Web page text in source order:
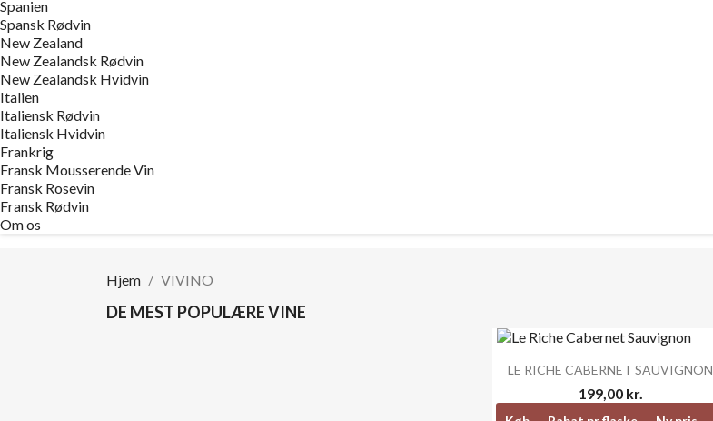
Spanien
Spansk Rødvin
New Zealand
New Zealandsk Rødvin
New Zealandsk Hvidvin
Italien
Italiensk Rødvin
Italiensk Hvidvin
Frankrig
Fransk Mousserende Vin
Fransk Rosevin
Fransk Rødvin
Om os
Hjem VIVINO
DE MEST POPULÆRE VINE
 Vis her
LE RICHE CABERNET SAUVIGNON
199,00 kr.